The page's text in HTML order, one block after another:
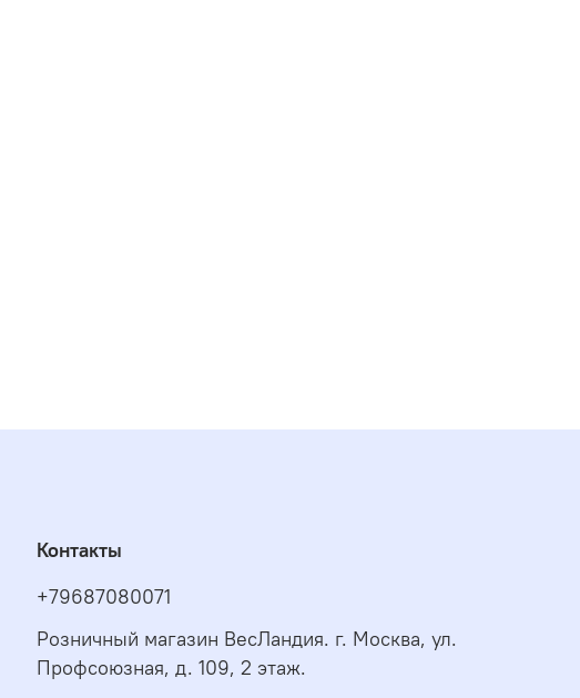
Контакты
+79687080071
Розничный магазин ВесЛандия. г. Москва, ул.
Профсоюзная, д. 109, 2 этаж.